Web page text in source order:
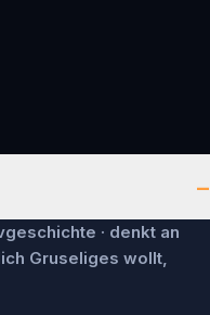
–
· denkt an
Gruseliges wollt,